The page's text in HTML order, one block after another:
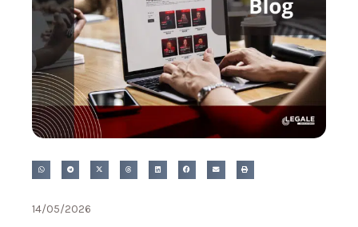
14/05/2026